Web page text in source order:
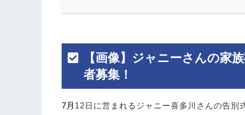
【画像】ジャニーさんの家
者募集！
7月 12日に営まれるジャニー喜多川さんの告別